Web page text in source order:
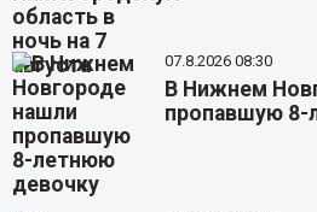
07.8.2026 08:30
В Нижнем
пропавшую 8-